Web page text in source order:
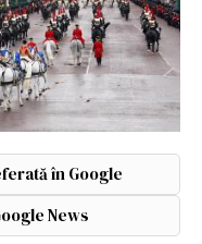
în Google
News